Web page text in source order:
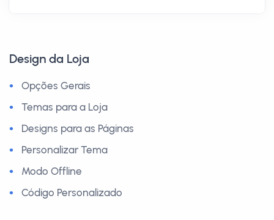
Design da Loja
Opções Gerais
Temas para a Loja
Designs para as Páginas
Personalizar Tema
Modo Offline
Código Personalizado